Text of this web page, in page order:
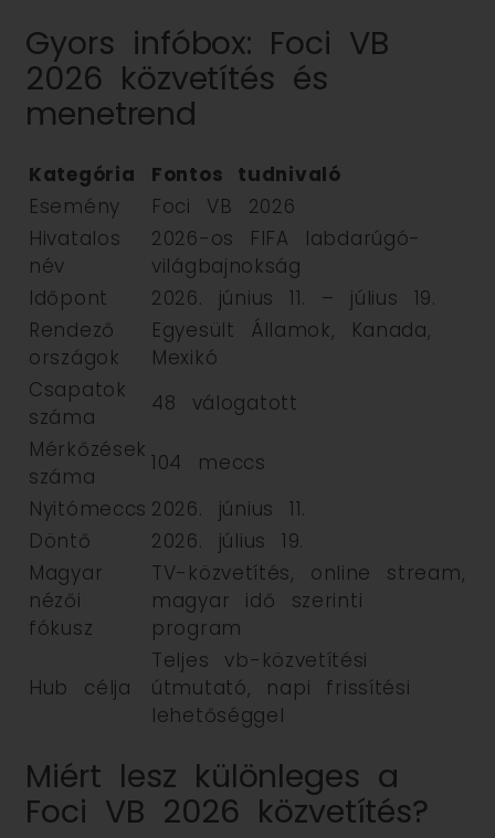
Gyors infóbox: Foci VB
2026 közvetítés és
menetrend
Kategória
Fontos tudnivaló
Esemény
Foci VB 2026
Hivatalos
név
2026-os FIFA labdarúgó-
világbajnokság
Időpont
2026. június 11. – július 19.
Rendező
országok
Egyesült Államok, Kanada,
Mexikó
Csapatok
száma
48 válogatott
Mérkőzések
száma
104 meccs
Nyitómeccs 2026. június 11.
Döntő
2026. július 19.
Magyar
nézői
fókusz
TV-közvetítés, online stream,
magyar idő szerinti
program
Hub célja
Teljes vb-közvetítési
útmutató, napi frissítési
lehetőséggel
Miért lesz különleges a
Foci VB 2026 közvetítés?